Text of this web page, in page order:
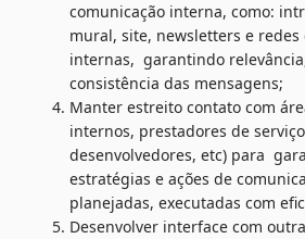
comunicação interna, como:
mural, site, newsletters e redes
internas,  garantindo
consistência das mensagens;
Manter estreito contato com
internos, prestadores de
desenvolvedores, etc) para
estratégias e ações de
planejadas, executadas com
Desenvolver interface com